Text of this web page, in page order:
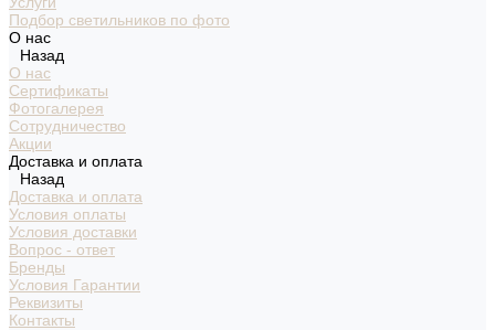
Подбор светильников по фото
О нас
Назад
О нас
Сертификаты
Фотогалерея
Сотрудничество
Акции
Доставка и оплата
Назад
Доставка и оплата
Условия оплаты
Условия доставки
Вопрос - ответ
Бренды
Условия Гарантии
Реквизиты
Контакты